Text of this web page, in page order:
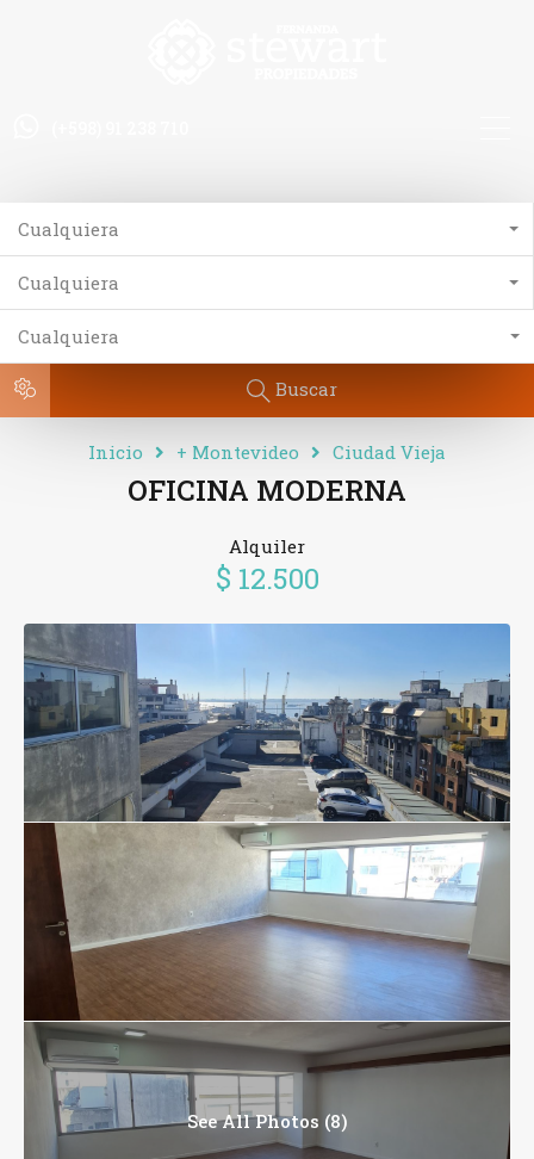
Cualquiera
Cualquiera
Cualquiera
Buscar
Inicio + Montevideo Ciudad Vieja
OFICINA MODERNA
Alquiler
$ 12.500
See All Photos (8)